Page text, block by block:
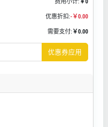
费用小计: ￥0
优惠折扣:-￥0.00
需要支付: ￥0.00
优惠券应用